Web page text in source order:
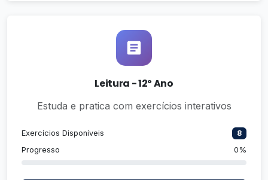
Leitura - 12º Ano
Estuda e pratica com exercícios interativos
Exercícios Disponíveis
8
Progresso
0%